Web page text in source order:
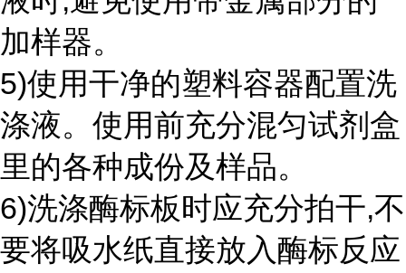
加样器。
5)使用干净的塑料容器配置洗
涤液。使用前充分混匀试剂盒
里的各种成份及样品。
6)洗涤酶标板时应充分拍干,不
要将吸水纸直接放入酶标反应